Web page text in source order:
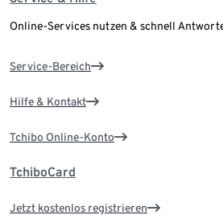
Online-Services nutzen & schnell
Service-Bereich
Hilfe & Kontakt
Tchibo Online-Konto
TchiboCard
Jetzt kostenlos registrieren